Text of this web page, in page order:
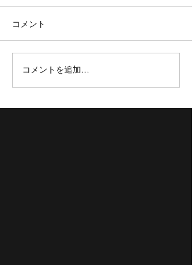
【TOKYOBB】新加入選手紹
介✨
コメント
コメントを追加…